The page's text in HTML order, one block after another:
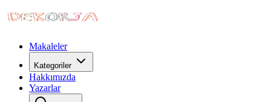
Makaleler
Kategoriler
Hakkımızda
Yazarlar